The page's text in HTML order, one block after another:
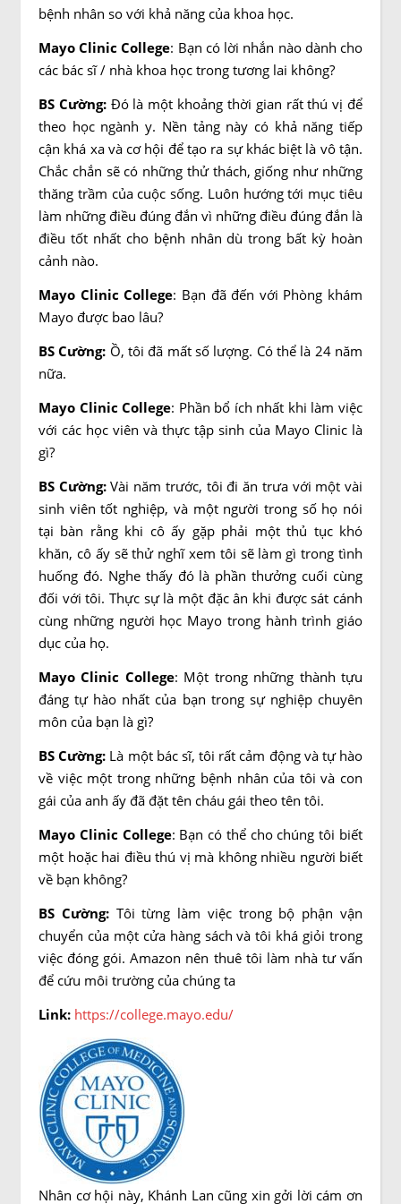
bệnh nhân so với khả năng của khoa học.
Mayo Clinic College: Bạn có lời nhắn nào dành cho
các bác sĩ / nhà khoa học trong tương lai không?
BS Cường:Đó là một khoảng thời gian rất thú vị để
theo học ngành y. Nền tảng này có khả năng tiếp
cận khá xa và cơ hội để tạo ra sự khác biệt là vô tận.
Chắc chắn sẽ có những thử thách, giống như những
thăng trầm của cuộc sống. Luôn hướng tới mục tiêu
làm những điều đúng đắn vì những điều đúng đắn là
điều tốt nhất cho bệnh nhân dù trong bất kỳ hoàn
cảnh nào.
Mayo Clinic College: Bạn đã đến với Phòng khám
Mayo được bao lâu?
BS Cường: Ồ, tôi đã mất số lượng. Có thể là 24 năm
nữa.
Mayo Clinic College: Phần bổ ích nhất khi làm việc
với các học viên và thực tập sinh của Mayo Clinic là
gì?
BS Cường:Vài năm trước, tôi đi ăn trưa với một vài
sinh viên tốt nghiệp, và một người trong số họ nói
tại bàn rằng khi cô ấy gặp phải một thủ tục khó
khăn, cô ấy sẽ thử nghĩ xem tôi sẽ làm gì trong tình
huống đó. Nghe thấy đó là phần thưởng cuối cùng
đối với tôi. Thực sự là một đặc ân khi được sát cánh
cùng những người học Mayo trong hành trình giáo
dục của họ.
Mayo Clinic College: Một trong những thành tựu
đáng tự hào nhất của bạn trong sự nghiệp chuyên
môn của bạn là gì?
BS Cường: Là một bác sĩ, tôi rất cảm động và tự hào
về việc một trong những bệnh nhân của tôi và con
gái của anh ấy đã đặt tên cháu gái theo tên tôi.
Mayo Clinic College: Bạn có thể cho chúng tôi biết
một hoặc hai điều thú vị mà không nhiều người biết
về bạn không?
BS Cường:Tôi từng làm việc trong bộ phận vận
chuyển của một cửa hàng sách và tôi khá giỏi trong
việc đóng gói. Amazon nên thuê tôi làm nhà tư vấn
để cứu môi trường của chúng ta
Link: https://college.mayo.edu/
Nhân cơ hội này, Khánh Lan cũng xin gởi lời cám ơn